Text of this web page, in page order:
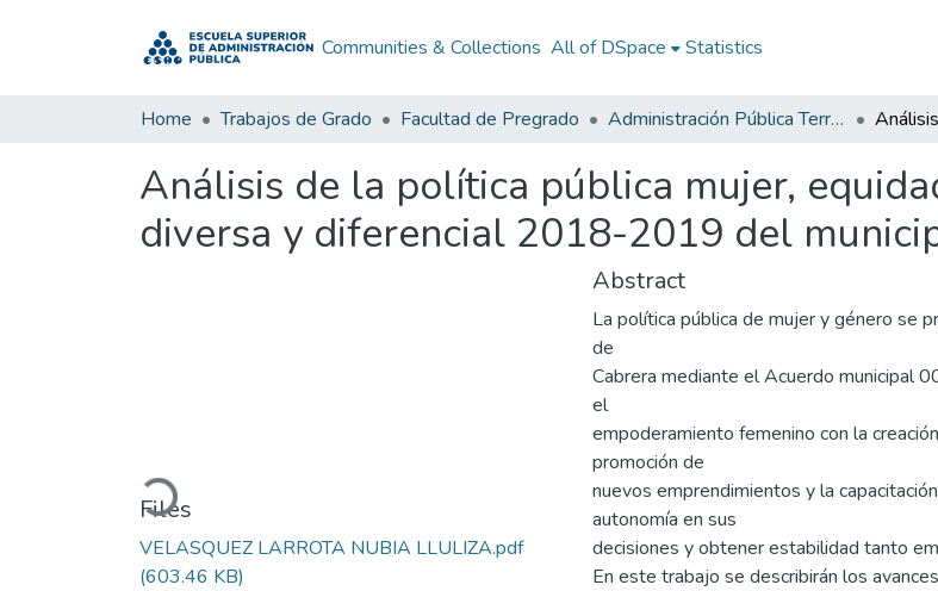
Communities & Collections All of DSpace Statistics
Home Trabajos de Grado Facultad de Pregrado Administración Pública Territorial (APT)
Análisis de la política pública mujer,
diversa y diferencial 2018-2019 del
Loading...
Files
VELASQUEZ LARROTA NUBIA LLULIZA.pdf
(603.46 KB)
Abstract
La política pública de mujer y género se
de
Cabrera mediante el Acuerdo municipal
el
empoderamiento femenino con la
promoción de
nuevos emprendimientos y la
autonomía en sus
decisiones y obtener estabilidad tanto
En este trabajo se describirán los